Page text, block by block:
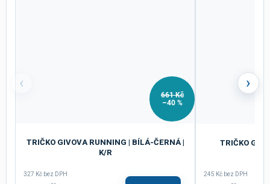
‹
661 Kč
–40 %
TRIČKO GIVOVA RUNNING | BÍLÁ-ČERNÁ |
K/R
327 Kč bez DPH
TRIČKO
245 Kč bez DPH
›